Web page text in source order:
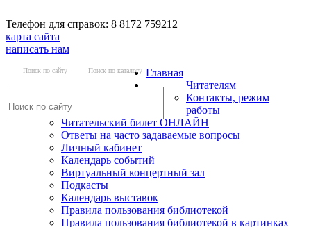
Телефон для справок: 8 8172 759212
карта сайта
написать нам
Поиск по сайту Поиск по каталогу Главная
Читателям
Контакты, режим
работы
Читательский билет ОНЛАЙН
Ответы на часто задаваемые вопросы
Личный кабинет
Календарь событий
Виртуальный концертный зал
Подкасты
Календарь выставок
Правила пользования библиотекой
Правила пользования библиотекой в картинках